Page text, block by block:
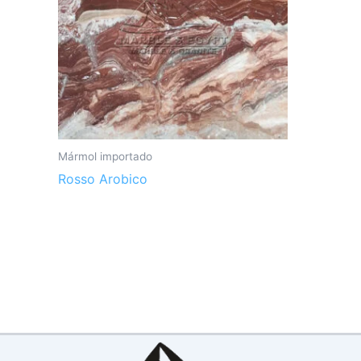
Mármol importado
Rosso Arobico